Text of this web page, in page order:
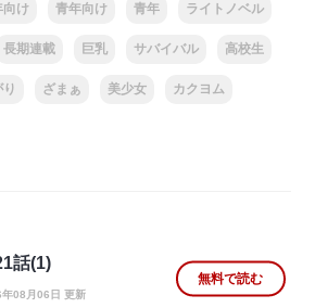
向け 青年向け 青年 ライトノベル
長期連載 巨乳 サバイバル 高校生
ざまぁ 美少女 カクヨム
話(1)
08月06日 更新
無料で読む